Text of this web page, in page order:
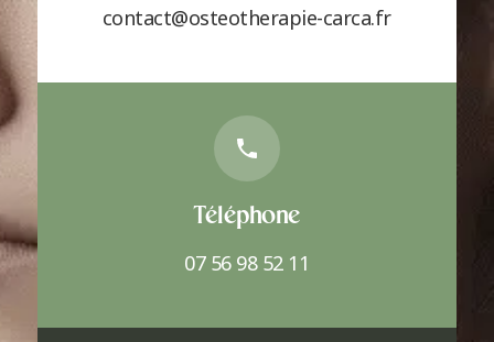
contact@osteotherapie-carca.fr
Téléphone
07 56 98 52 11